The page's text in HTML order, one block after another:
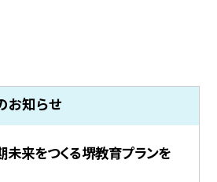
お知らせ
をつくる堺教育プランを